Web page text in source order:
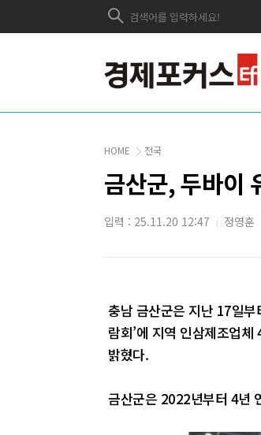
HOME 전국
금산군, 두바이
입력 : 25.11.20 12:47 | 정영훈
충남 금산군은 지난 17일
람회’에 지역 인삼제조업
밝혔다.
금산군은 2022년부터 4년